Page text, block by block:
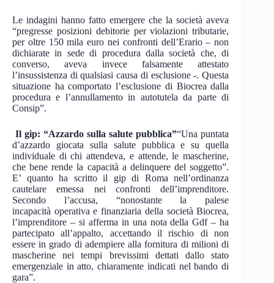
Le indagini hanno fatto emergere che la società aveva
“pregresse posizioni debitorie per violazioni tributarie,
per oltre 150 mila euro nei confronti dell’Erario – non
dichiarate in sede di procedura dalla società che, di
converso, aveva invece falsamente attestato
l’insussistenza di qualsiasi causa di esclusione -. Questa
situazione ha comportato l’esclusione di Biocrea dalla
procedura e l’annullamento in autotutela da parte di
Consip”.
Il gip: “Azzardo sulla salute pubblica”“Una puntata
d’azzardo giocata sulla salute pubblica e su quella
individuale di chi attendeva, e attende, le mascherine,
che bene rende la capacità a delinquere del soggetto”.
E’ quanto ha scritto il gip di Roma nell’ordinanza
cautelare emessa nei confronti dell’imprenditore.
Secondo l’accusa, “nonostante la palese
incapacità operativa e finanziaria della società Biocrea,
l’imprenditore – si afferma in una nota della Gdf – ha
partecipato all’appalto, accettando il rischio di non
essere in grado di adempiere alla fornitura di milioni di
mascherine nei tempi brevissimi dettati dallo stato
emergenziale in atto, chiaramente indicati nel bando di
gara”.